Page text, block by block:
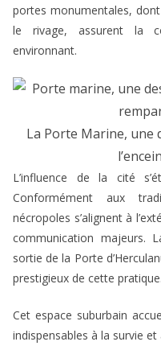
portes monumentales,
le rivage, assurent la
environnant.
La Porte Marine, une
L’influence de la cité
Conformément aux
nécropoles s’alignent à
communication majeurs.
sortie de la Porte
prestigieux de cette pratique.
Cet espace suburbain
indispensables à la survie